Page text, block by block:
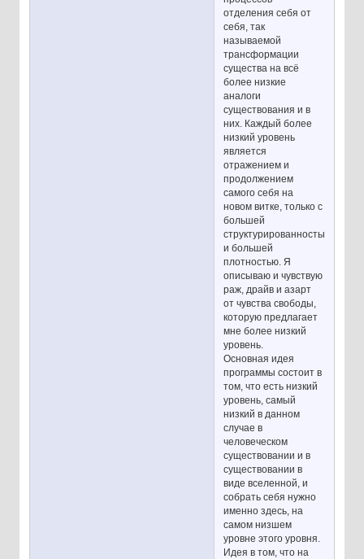
отделения себя от
себя, так
называемой
трансформации
существа на всё
более низкие
аналоги
существования и в
них. Каждый более
низкий уровень
является
отражением и
продолжением
самого себя на
новом витке, только с
большей
структурированностью
и большей
плотностью. Я
описываю и чувствую
раж, драйв и азарт
от чувства свободы,
которую предлагает
мне более низкий
уровень.
Основная идея
программы состоит в
том, что есть низкий
уровень, самый
низкий в данном
случае в
человеческом
существовании и в
существовании в
виде вселенной, и
собрать себя нужно
именно здесь, на
самом низшем
уровне этого уровня.
Идея в том, что на